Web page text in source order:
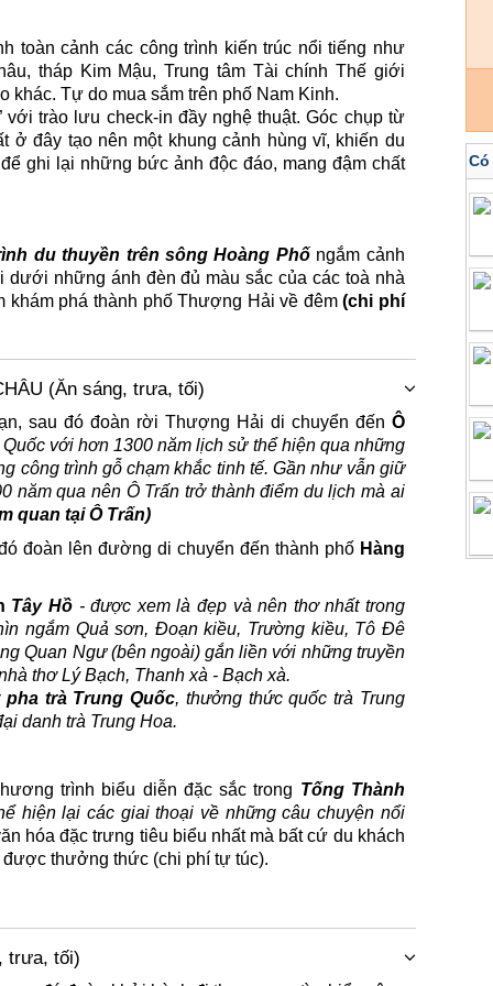
toàn cảnh các công trình kiến trúc nổi tiếng như
tháp Kim Mậu, Trung tâm Tài chính Thế giới
khác. Tự do mua sắm trên phố Nam Kinh.
với trào lưu check-in đầy nghệ thuật. Góc chụp từ
đây tạo nên một khung cảnh hùng vĩ, khiến du
ghi lại những bức ảnh độc đáo, mang đậm chất
du thuyền trên sông Hoàng Phốngắm cảnh
những ánh đèn đủ màu sắc của các toà nhà
khám phá thành phố Thượng Hải về đêm(chi phí
(Ăn sáng, trưa, tối)
sau đó đoàn rời Thượng Hải di chuyển đến Ô
với hơn 1300 năm lịch sử thể hiện qua những
công trình gỗ chạm khắc tinh tế. Gần như vẫn giữ
năm qua nên Ô Trấn trở thành điểm du lịch mà ai
quan tại Ô Trấn)
đoàn lên đường di chuyển đến thành phốHàng
Tây Hồ - được xem là đẹp và nên thơ nhất trong
ngắm Quả sơn, Đoạn kiều, Trường kiều, Tô Đê
Quan Ngư (bên ngoài) gắn liền với những truyền
thơ Lý Bạch, Thanh xà - Bạch xà.
pha trà Trung Quốc, thưởng thức quốc trà Trung
danh trà Trung Hoa.
trình biểu diễn đặc sắc trong Tống Thành
hiện lại các giai thoại ᴠề những câu chuуện nổi
ăn hóa đặc trưng tiêu biểu nhất mà bất cứ du khách
được thưởng thức (chi phí tự túc).
trưa, tối)